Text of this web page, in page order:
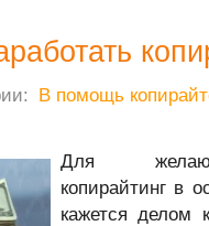
В помощь
Для
копирайтинг в
кажется делом